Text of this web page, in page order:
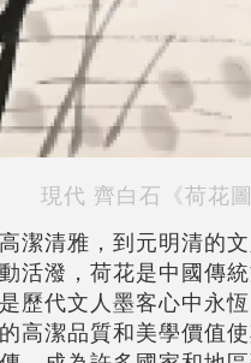
現代 齊白石《荷花圖
潔清雅，到元明清的
活潑，荷花是中國傳
歷代文人墨客心中永
高潔品質和美學價值